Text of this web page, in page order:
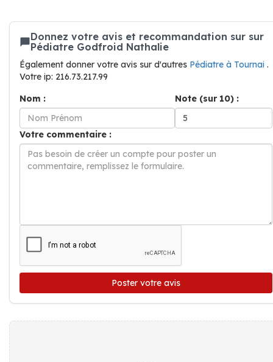
Donnez votre avis et recommandation sur sur
Pédiatre Godfroid Nathalie
Également donner votre avis sur d'autres Pédiatre à Tournai .
Votre ip: 216.73.217.99
Nom :
Note (sur 10) :
Votre commentaire :
Poster votre avis